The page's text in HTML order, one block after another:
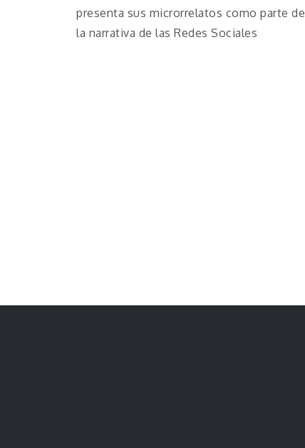
presenta sus microrrelatos como parte de
la narrativa de las Redes Sociales